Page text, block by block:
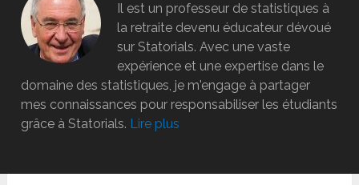
Il est un professeur de statistiques à
la retraite devenu éducateur dévoué
sur Statorials. Avec une vaste
expérience et une expertise dans le
domaine des statistiques, je m'engage à partager
mes connaissances pour responsabiliser les étudiants
grâce à Statorials. Lire plus